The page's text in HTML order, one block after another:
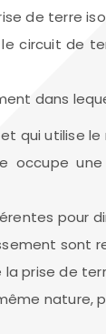
de terre
circuit de
dans
qui utilise
occupe
pour
sont
prise de
nature,